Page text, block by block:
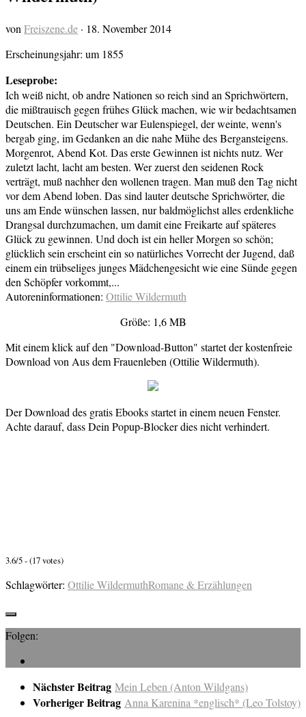
von Freiszene.de · 18. November 2014
Erscheinungsjahr: um 1855
Leseprobe:
Ich weiß nicht, ob andre Nationen so reich sind an Sprichwörtern,
die mißtrauisch gegen frühes Glück machen, wie wir bedachtsamen
Deutschen. Ein Deutscher war Eulenspiegel, der weinte, wenn's
bergab ging, im Gedanken an die nahe Mühe des Bergansteigens.
Morgenrot, Abend Kot. Das erste Gewinnen ist nichts nutz. Wer
zuletzt lacht, lacht am besten. Wer zuerst den seidenen Rock
verträgt, muß nachher den wollenen tragen. Man muß den Tag nicht
vor dem Abend loben. Das sind lauter deutsche Sprichwörter, die
uns am Ende wünschen lassen, nur baldmöglichst alles erdenkliche
Drangsal durchzumachen, um damit eine Freikarte auf späteres
Glück zu gewinnen. Und doch ist ein heller Morgen so schön;
glücklich sein erscheint ein so natürliches Vorrecht der Jugend, daß
einem ein trübseliges junges Mädchengesicht wie eine Sünde gegen
den Schöpfer vorkommt,...
Autoreninformationen: Ottilie Wildermuth
Größe: 1,6 MB
Mit einem klick auf den "Download-Button" startet der kostenfreie
Download von Aus dem Frauenleben (Ottilie Wildermuth).
Der Download des gratis Ebooks startet in einem neuen Fenster.
Achte darauf, dass Dein Popup-Blocker dies nicht verhindert.
3.6/5 - (17 votes)
Schlagwörter: Ottilie WildermuthRomane & Erzählungen
Folgen:
Nächster Beitrag Mein Leben (Anton Wildgans)
Vorheriger Beitrag Anna Karenina *englisch* (Leo Tolstoy)